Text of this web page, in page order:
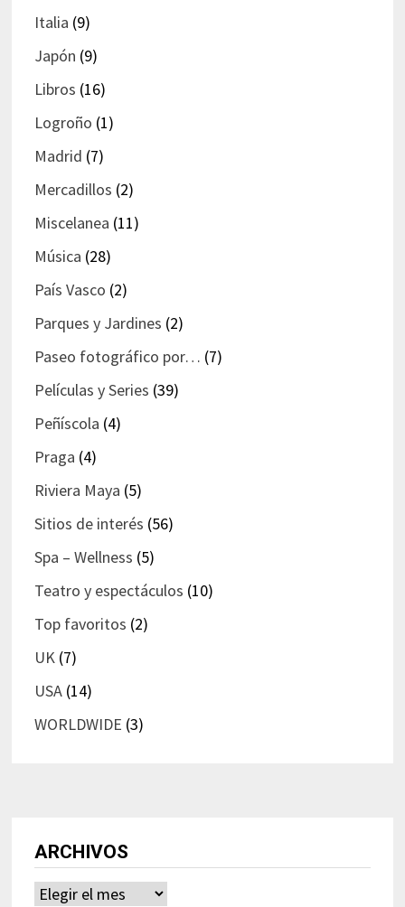
Italia (9)
Japón (9)
Libros (16)
Logroño (1)
Madrid (7)
Mercadillos (2)
Miscelanea (11)
Música (28)
País Vasco (2)
Parques y Jardines (2)
Paseo fotográfico por… (7)
Películas y Series (39)
Peñíscola (4)
Praga (4)
Riviera Maya (5)
Sitios de interés (56)
Spa – Wellness (5)
Teatro y espectáculos (10)
Top favoritos (2)
UK(7)
USA(14)
WORLDWIDE (3)
ARCHIVOS
Archivos